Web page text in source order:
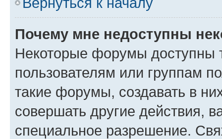
Почему мне недоступны
Некоторые форумы доступны
пользователям или группам
такие форумы, создавать в
совершать другие действия,
специальное разрешение.